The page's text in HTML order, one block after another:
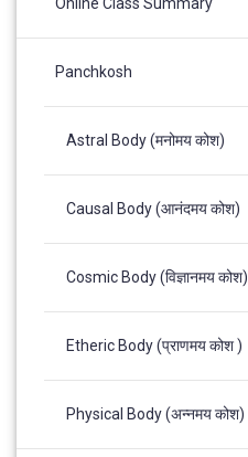
Panchkosh
Astral Body (मनोमय कोश)
Causal Body (आनंदमय कोश)
Cosmic Body (विज्ञानमय कोश)
Etheric Body (प्राणमय कोश )
Physical Body (अन्नमय कोश)